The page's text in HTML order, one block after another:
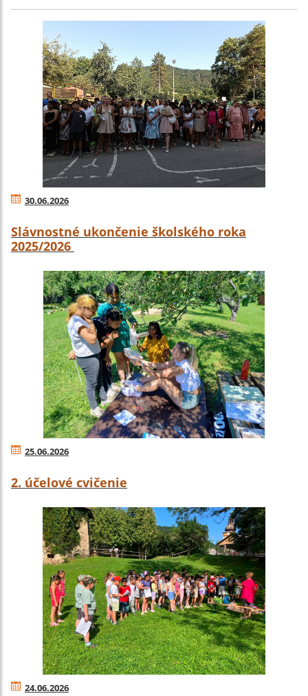
30.06.2026
Slávnostné ukončenie školského roka
2025/2026
25.06.2026
2. účelové cvičenie
24.06.2026